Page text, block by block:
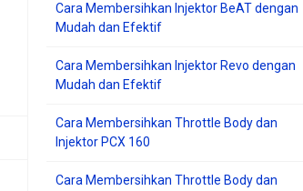
Cara Membersihkan Injektor BeAT dengan
Mudah dan Efektif
Cara Membersihkan Injektor Revo dengan
Mudah dan Efektif
Cara Membersihkan Throttle Body dan
Injektor PCX 160
Cara Membersihkan Throttle Body dan